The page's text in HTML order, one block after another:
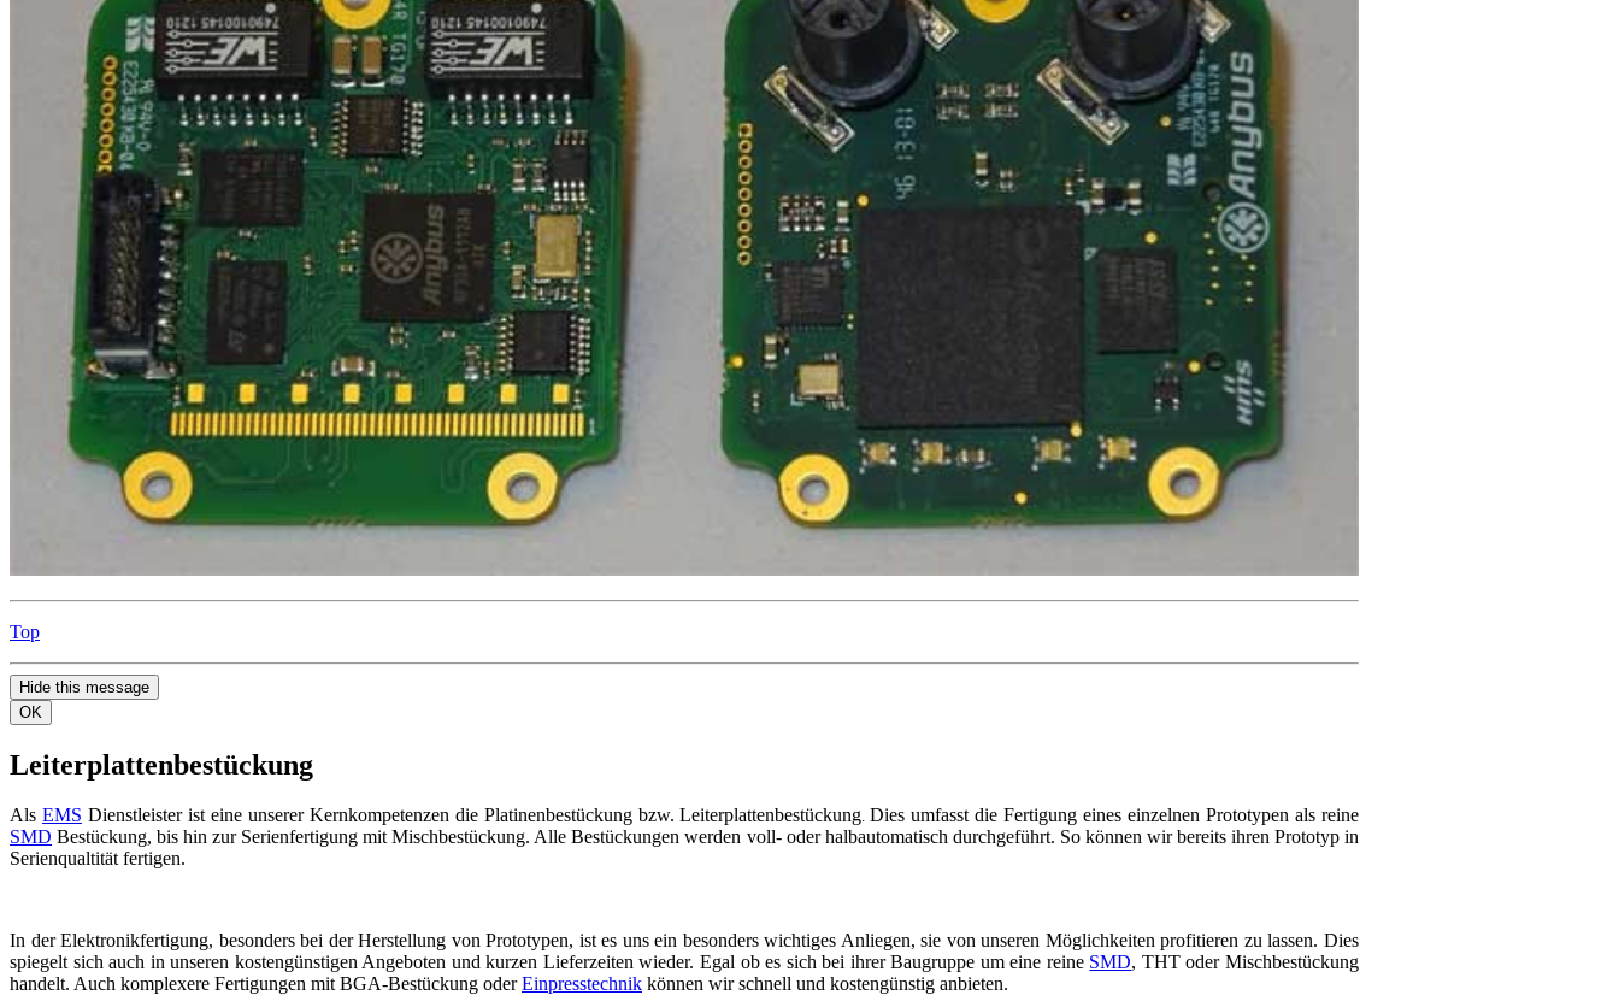
Top
Hide this message
OK
Leiterplattenbestückung
Als EMS Dienstleister ist eine unserer Kernkompetenzen die Platinenbestückung bzw. Leiterplattenbestückung.Dies umfasst die Fertigung eines einzelnen Prototypen als reine
SMD Bestückung, bis hin zur Serienfertigung mit Mischbestückung. Alle Bestückungen werden voll- oder halbautomatisch durchgeführt. So können wir bereits ihren Prototyp in
Serienqualtität fertigen.
In der Elektronikfertigung, besonders bei der Herstellung von Prototypen, ist es uns ein besonders wichtiges Anliegen, sie von unseren Möglichkeiten profitieren zu lassen. Dies
spiegelt sich auch in unseren kostengünstigen Angeboten und kurzen Lieferzeiten wieder. Egal ob es sich bei ihrer Baugruppe um eine reine SMD, THT oder Mischbestückung
handelt. Auch komplexere Fertigungen mit BGA-Bestückung oderEinpresstechnik können wir schnell und kostengünstig anbieten.